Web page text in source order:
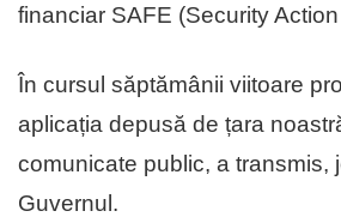
financiar SAFE (Security
În cursul săptămânii viitoare
aplicația depusă de țara
comunicate public, a transmis,
Guvernul.